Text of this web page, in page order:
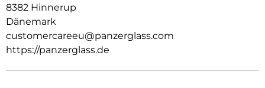
8382 Hinnerup
Dänemark
customercareeu@panzerglass.com
https://panzerglass.de